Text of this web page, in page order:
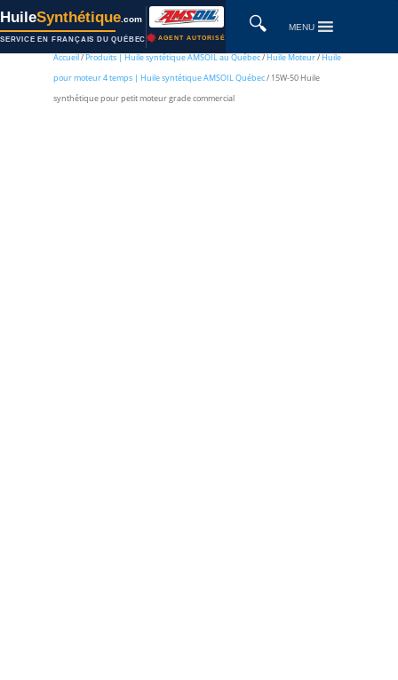
HuileSynthétique .com
SERVICE EN FRANÇAIS DU QUÉBEC AGENT AUTORISÉ
🔍 MENU
Accueil/Produits | Huile syntétique AMSOIL au Québec/Huile Moteur/Huile
pour moteur 4 temps | Huile syntétique AMSOIL Québec/ 15W-50 Huile
synthétique pour petit moteur grade commercial